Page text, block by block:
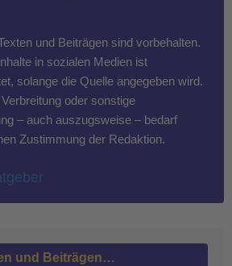
und Beiträgen sind vorbehalten.
in sozialen Medien ist
solange die Quelle angegeben wird.
oder sonstige
– auch auszugsweise – bedarf
Zustimmung der Redaktion.
und Beiträgen…